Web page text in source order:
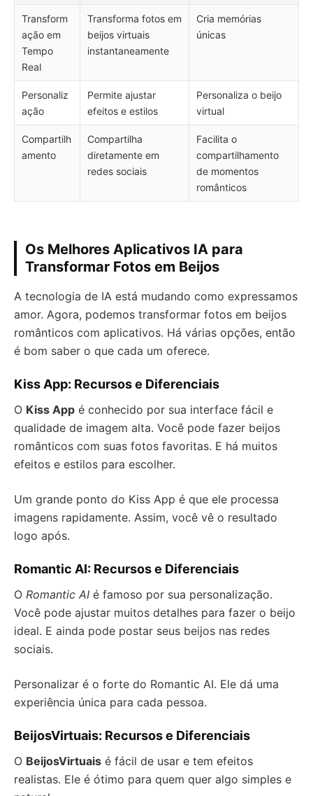
Transform
ação em
Tempo
Real
Transforma fotos em
beijos virtuais
instantaneamente
Cria memórias
únicas
Personaliz
ação
Permite ajustar
efeitos e estilos
Personaliza o beijo
virtual
Compartilh
amento
Compartilha
diretamente em
redes sociais
Facilita o
compartilhamento
de momentos
românticos
Os Melhores Aplicativos IA para
Transformar Fotos em Beijos
A tecnologia de IA está mudando como expressamos
amor. Agora, podemos transformar fotos em beijos
românticos com aplicativos. Há várias opções, então
é bom saber o que cada um oferece.
Kiss App: Recursos e Diferenciais
O Kiss App é conhecido por sua interface fácil e
qualidade de imagem alta. Você pode fazer beijos
românticos com suas fotos favoritas. E há muitos
efeitos e estilos para escolher.
Um grande ponto do Kiss App é que ele processa
imagens rapidamente. Assim, você vê o resultado
logo após.
Romantic AI: Recursos e Diferenciais
O Romantic AI é famoso por sua personalização.
Você pode ajustar muitos detalhes para fazer o beijo
ideal. E ainda pode postar seus beijos nas redes
sociais.
Personalizar é o forte do Romantic AI. Ele dá uma
experiência única para cada pessoa.
BeijosVirtuais: Recursos e Diferenciais
O BeijosVirtuais é fácil de usar e tem efeitos
realistas. Ele é ótimo para quem quer algo simples e